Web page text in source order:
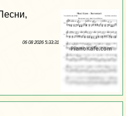
06 08 2026 5:33:31